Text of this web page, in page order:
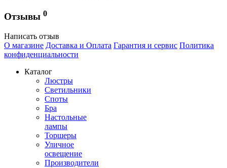
Отзывы 0
Написать отзыв
О магазине Доставка и Оплата Гарантия и сервис Политика
конфиденциальности
Каталог
Люстры
Светильники
Споты
Бра
Настольные
лампы
Торшеры
Уличное
освещение
Производители